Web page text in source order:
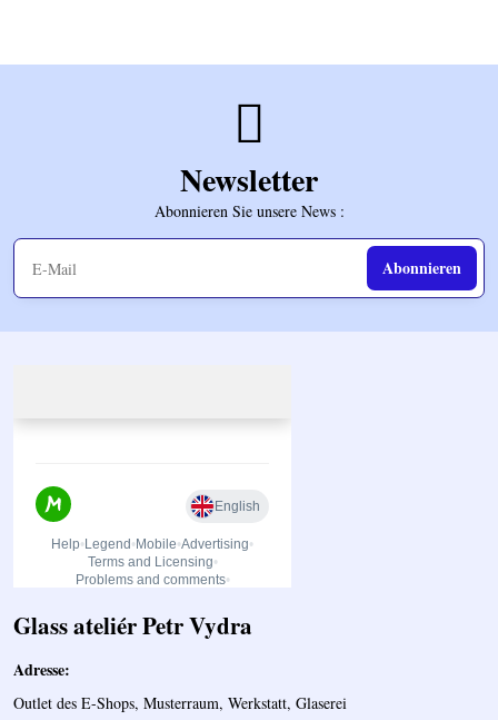
Newsletter
Abonnieren Sie unsere News :
Abonnieren
Glass ateliér Petr Vydra
Adresse:
Outlet des E-Shops, Musterraum, Werkstatt, Glaserei